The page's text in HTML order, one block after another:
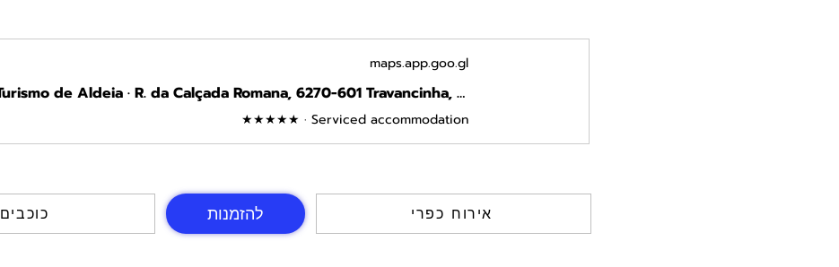
maps.app.goo.gl
Chao do Rio - Turismo de Aldeia · R. da Calçada Romana, 6270-601 Travancinha, Portugal
★★★★★ · Serviced accommodation
אירוח כפרי להזמנות 4 כוכבים